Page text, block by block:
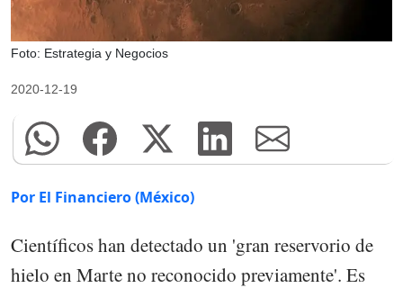
Foto: Estrategia y Negocios
2020-12-19
Por El Financiero (México)
Científicos han detectado un 'gran reservorio de
hielo en Marte no reconocido previamente'. Es